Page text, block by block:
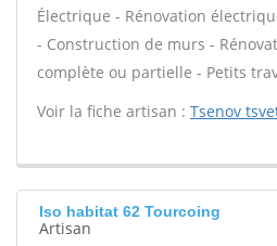
Électrique - Rénovation
- Construction de murs -
complète ou partielle - Petits
Voir la fiche artisan : Tsenov
Iso habitat 62 Tourcoing
Artisan